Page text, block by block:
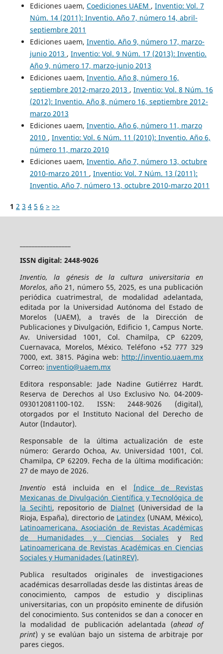
Ediciones uaem, Coediciones UAEM , Inventio: Vol. 7
Núm. 14 (2011): Inventio. Año 7, número 14, abril-
septiembre 2011
Ediciones uaem, Inventio. Año 9, número 17, marzo-
junio 2013 , Inventio: Vol. 9 Núm. 17 (2013): Inventio.
Año 9, número 17, marzo-junio 2013
Ediciones uaem, Inventio. Año 8, número 16,
septiembre 2012-marzo 2013 , Inventio: Vol. 8 Núm. 16
(2012): Inventio. Año 8, número 16, septiembre 2012-
marzo 2013
Ediciones uaem, Inventio. Año 6, número 11, marzo
2010 , Inventio: Vol. 6 Núm. 11 (2010): Inventio. Año 6,
número 11, marzo 2010
Ediciones uaem, Inventio. Año 7, número 13, octubre
2010-marzo 2011 , Inventio: Vol. 7 Núm. 13 (2011):
Inventio. Año 7, número 13, octubre 2010-marzo 2011
1 2 3 4 5 6 > >>
ISSN digital: 2448-9026
Inventio, la génesis de la cultura universitaria en
Morelos, año 21, número 55, 2025, es una publicación
periódica cuatrimestral, de modalidad adelantada,
editada por la Universidad Autónoma del Estado de
Morelos (UAEM), a través de la Dirección de
Publicaciones y Divulgación, Edificio 1, Campus Norte.
Av. Universidad 1001, Col. Chamilpa, CP 62209,
Cuernavaca, Morelos, México. Teléfono +52 777 329
7000, ext. 3815. Página web: http://inventio.uaem.mx
Correo: inventio@uaem.mx
Editora responsable: Jade Nadine Gutiérrez Hardt.
Reserva de Derechos al Uso Exclusivo No. 04-2009-
093012081100-102. ISSN: 2448-9026 (digital),
otorgados por el Instituto Nacional del Derecho de
Autor (Indautor).
Responsable de la última actualización de este
número: Gerardo Ochoa, Av. Universidad 1001, Col.
Chamilpa, CP 62209. Fecha de la última modificación:
27 de mayo de 2026.
Inventioestá incluida en elÍndice de Revistas
Mexicanas de Divulgación Científica y Tecnológica de
la Secihti, repositorio de Dialnet(Universidad de la
Rioja, España), directorio de Latindex (UNAM, México),
Latinoamericana. Asociación de Revistas Académicas
de Humanidades y Ciencias Sociales y Red
Latinoamericana de Revistas Académicas en Ciencias
Sociales y Humanidades (LatinREV).
Publica resultados originales de investigaciones
académicas desarrolladas desde las distintas áreas de
conocimiento, campos de estudio y disciplinas
universitarias, con un propósito eminente de difusión
del conocimiento. Sus contenidos se dan a conocer en
la modalidad de publicación adelantada (ahead of
print) y se evalúan bajo un sistema de arbitraje por
pares ciegos.